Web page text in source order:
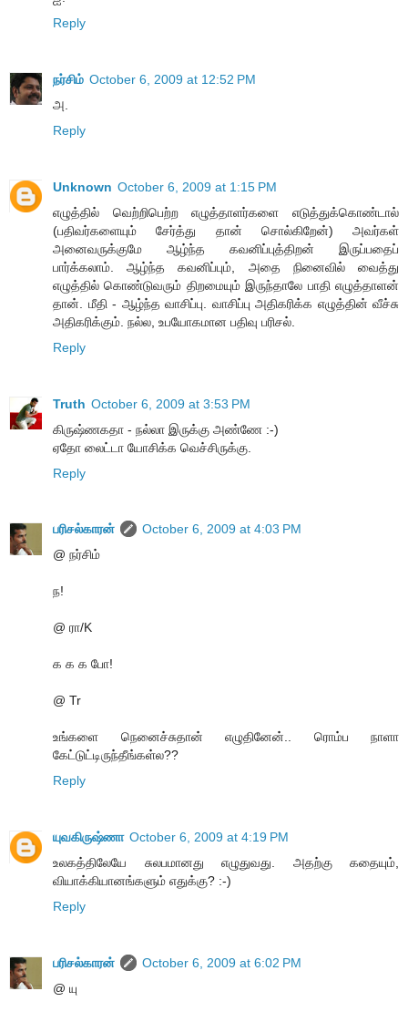
Reply
நர்சிம் October 6, 2009 at 12:52 PM
அ.
Reply
Unknown October 6, 2009 at 1:15 PM
எழுத்தில் வெற்றிபெற்ற எழுத்தாளர்களை எடுத்துக்கொண்டால்
(பதிவர்களையும் சேர்த்து தான் சொல்கிறேன்) அவர்கள்
அனைவருக்குமே ஆழ்ந்த கவனிப்புத்திறன் இருப்பதைப்
பார்க்கலாம். ஆழ்ந்த கவனிப்பும், அதை நினைவில் வைத்து
எழுத்தில் கொண்டுவரும் திறமையும் இருந்தாலே பாதி எழுத்தாளன்
தான். மீதி - ஆழ்ந்த வாசிப்பு. வாசிப்பு அதிகரிக்க எழுத்தின் வீச்சு
அதிகரிக்கும். நல்ல, உபயோகமான பதிவு பரிசல்.
Reply
Truth October 6, 2009 at 3:53 PM
கிருஷ்ணகதா - நல்லா இருக்கு அண்ணே :-)
ஏதோ லைட்டா யோசிக்க வெச்சிருக்கு.
Reply
பரிசல்காரன்
October 6, 2009 at 4:03 PM
@ நர்சிம்
ந!
@ ரா/K
க க க போ!
@ Tr
உங்களை நெனைச்சுதான் எழுதினேன்.. ரொம்ப நாளா
கேட்டுட்டிருந்தீங்கள்ல??
Reply
யுவகிருஷ்ணா October 6, 2009 at 4:19 PM
உலகத்திலேயே சுலபமானது எழுதுவது. அதற்கு கதையும்,
வியாக்கியானங்களும் எதுக்கு? :-)
Reply
பரிசல்காரன்
October 6, 2009 at 6:02 PM
@ யு